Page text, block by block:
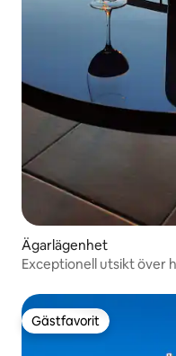
Ägarlägenhet
Exceptionell utsikt över
Gästfavorit
Gästfavorit